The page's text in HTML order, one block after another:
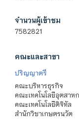
จำนวนผู้เข้าชม
7582821
คณะและสาขา
ปริญญาตรี
คณะบริหารธุรกิจ
คณะเทคโนโลยีอุตสาห
คณะเทคโนโลยีดิจิทัล
สำนักวิชาเกษตรนวัต